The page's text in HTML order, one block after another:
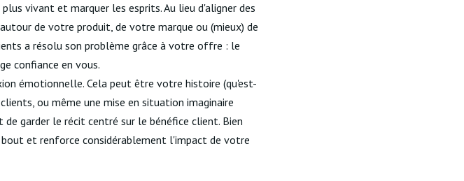
vivant et marquer les esprits. Au lieu d'aligner des
autour de votre produit, de votre marque ou (mieux) de
a résolu son problème grâce à votre offre : le
confiance en vous.
émotionnelle. Cela peut être votre histoire (qu'est-
ou même une mise en situation imaginaire
garder le récit centré sur le bénéfice client. Bien
et renforce considérablement l'impact de votre